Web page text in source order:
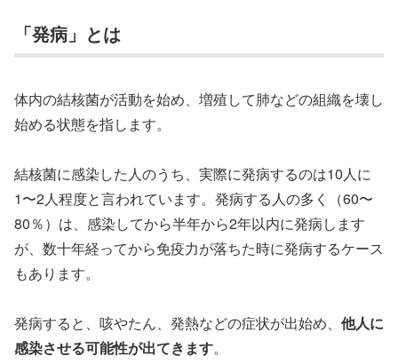
「発病」とは
体内の結核菌が活動を始め、増殖して肺などの組織を壊し
始める状態を指します。
結核菌に感染した人のうち、実際に発病するのは10人に
1〜2人程度と言われています。発病する人の多く（60〜
80％）は、感染してから半年から2年以内に発病します
が、数十年経ってから免疫力が落ちた時に発病するケース
もあります。
発病すると、咳やたん、発熱などの症状が出始め、 他人に
感染させる可能性が出てきます。